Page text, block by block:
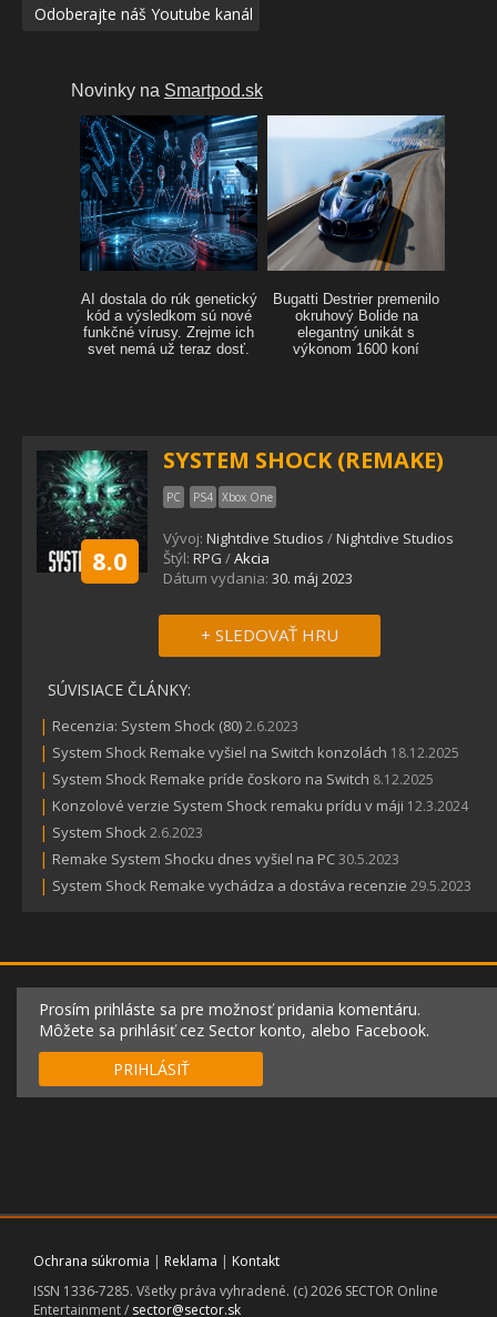
Odoberajte náš Youtube kanál
8.0
SYSTEM SHOCK (REMAKE)
PC PS4 Xbox One
Vývoj: Nightdive Studios /Nightdive Studios
Štýl: RPG /Akcia
Dátum vydania: 30. máj 2023
+ SLEDOVAŤ HRU
SÚVISIACE ČLÁNKY:
| Recenzia: System Shock (80)2.6.2023
| System Shock Remake vyšiel na Switch konzolách 18.12.2025
| System Shock Remake príde čoskoro na Switch 8.12.2025
| Konzolové verzie System Shock remaku prídu v máji 12.3.2024
| System Shock2.6.2023
| Remake System Shocku dnes vyšiel na PC30.5.2023
| System Shock Remake vychádza a dostáva recenzie 29.5.2023
Prosím prihláste sa pre možnosť pridania komentáru.
Môžete sa prihlásiť cez Sector konto, alebo Facebook.
PRIHLÁSIŤ
Ochrana súkromia | Reklama | Kontakt
ISSN 1336-7285. Všetky práva vyhradené. (c) 2026 SECTOR Online
Entertainment / sector@sector.sk